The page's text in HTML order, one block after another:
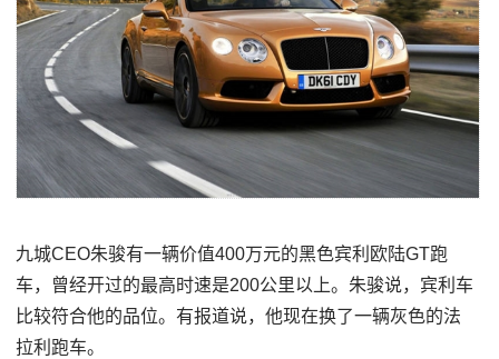
九城CEO朱骏有一辆价值400万元的黑色宾利欧陆GT跑
车，曾经开过的最高时速是200公里以上。朱骏说，宾利车
比较符合他的品位。有报道说，他现在换了一辆灰色的法
拉利跑车。